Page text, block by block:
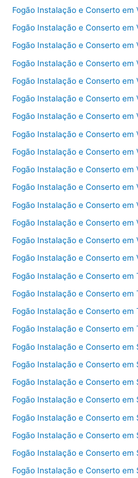
Fogão Instalação e Conserto em
Fogão Instalação e Conserto em
Fogão Instalação e Conserto em
Fogão Instalação e Conserto em
Fogão Instalação e Conserto em
Fogão Instalação e Conserto em
Fogão Instalação e Conserto em
Fogão Instalação e Conserto em
Fogão Instalação e Conserto em
Fogão Instalação e Conserto em
Fogão Instalação e Conserto em
Fogão Instalação e Conserto em
Fogão Instalação e Conserto em
Fogão Instalação e Conserto em
Fogão Instalação e Conserto em
Fogão Instalação e Conserto em
Fogão Instalação e Conserto em
Fogão Instalação e Conserto em
Fogão Instalação e Conserto em
Fogão Instalação e Conserto em
Fogão Instalação e Conserto em
Fogão Instalação e Conserto em
Fogão Instalação e Conserto em
Fogão Instalação e Conserto em
Fogão Instalação e Conserto em
Fogão Instalação e Conserto em
Fogão Instalação e Conserto em